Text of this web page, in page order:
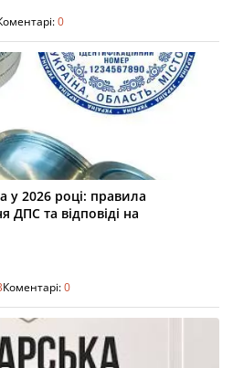
0
у 2026 році: правила
ДПС та відповіді на
Коментарі:0